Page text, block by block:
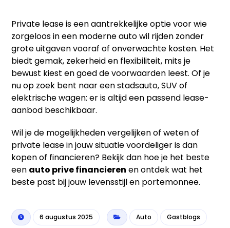
Private lease is een aantrekkelijke optie voor wie
zorgeloos in een moderne auto wil rijden zonder
grote uitgaven vooraf of onverwachte kosten. Het
biedt gemak, zekerheid en flexibiliteit, mits je
bewust kiest en goed de voorwaarden leest. Of je
nu op zoek bent naar een stadsauto, SUV of
elektrische wagen: er is altijd een passend lease-
aanbod beschikbaar.
Wil je de mogelijkheden vergelijken of weten of
private lease in jouw situatie voordeliger is dan
kopen of financieren? Bekijk dan hoe je het beste
een auto prive financieren en ontdek wat het
beste past bij jouw levensstijl en portemonnee.
6 augustus 2025 Auto Gastblogs